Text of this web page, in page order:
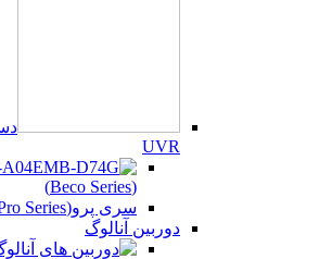
UVR
(Beco Series)
سری پرو(Pro Series)
دوربین آنالوگ